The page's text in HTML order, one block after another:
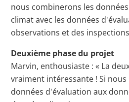
nous combinerons les
climat avec les données
observations et des
Deuxième phase du projet
Marvin, enthousiaste : « La
vraiment intéressante ! Si
données d'évaluation aux